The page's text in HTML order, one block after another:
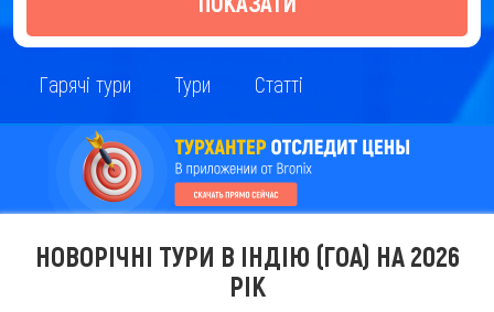
Гарячі тури Тури Статті
НОВОРІЧНІ ТУРИ В ІНДІЮ (ГОА) НА 2026
РІК